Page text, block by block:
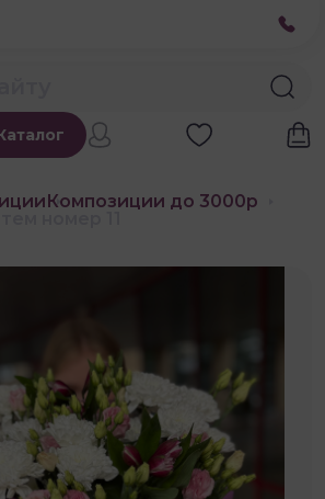
Композиции до 3000р